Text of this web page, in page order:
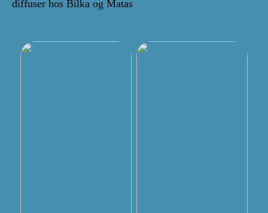
diffuser hos Bilka og Matas